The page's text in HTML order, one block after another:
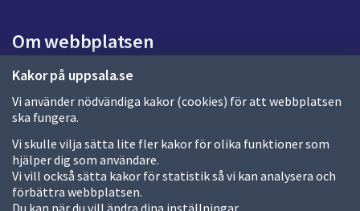
Kakor på uppsala.se
Vi använder nödvändiga kakor (cookies) för att webbplatsen
ska fungera.
Vi skulle vilja sätta lite fler kakor för olika funktioner som
hjälper dig som användare.
Vi vill också sätta kakor för statistik så vi kan analysera och
förbättra webbplatsen.
Du kan när du vill ändra dina inställningar.
d
a
Om webbplatsen
Om webbplatsen
Allmänna handlingar och diarium
Behandling av personuppgifter
Kakor
Språk (other languages)